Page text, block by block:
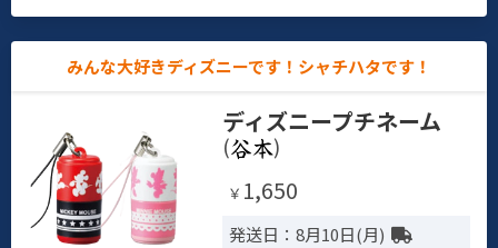
みんな大好きディズニーです！シャチハタです！
ディズニープチネーム
( )
￥ 1,650
発送日：8月10日(月)